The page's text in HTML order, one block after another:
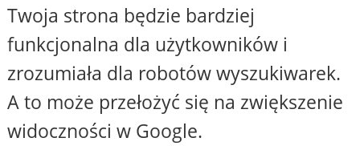
Twoja strona będzie bardziej
funkcjonalna dla użytkowników i
zrozumiała dla robotów wyszukiwarek.
A to może przełożyć się na zwiększenie
widoczności w Google.